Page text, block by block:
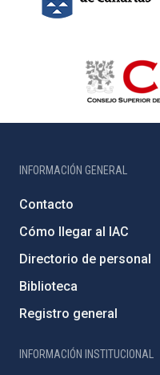
INFORMACIÓN GENERAL
Contacto
Cómo llegar al IAC
Directorio de personal
Biblioteca
Registro general
INFORMACIÓN INSTITUCIONAL